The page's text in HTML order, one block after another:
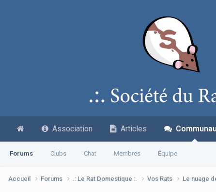
Association Articles
Forums Clubs Chat Membres Équipe
Accueil Forums .: Le Rat Domestique :. Vos Rats Le nuage